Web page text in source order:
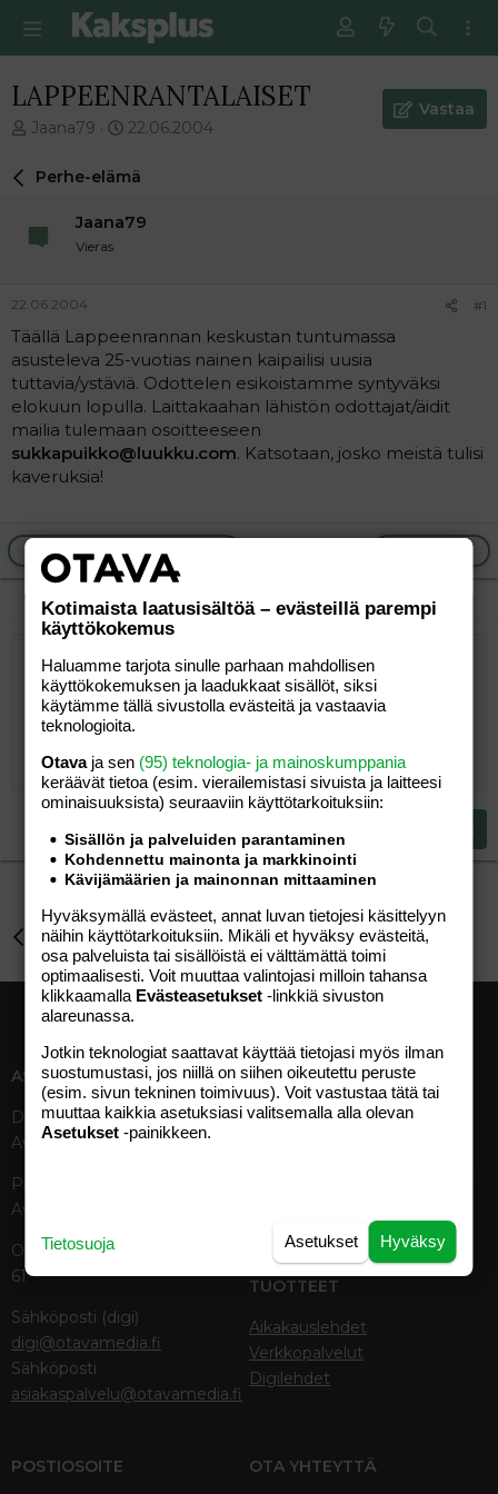
LAPPEENRANTALAISET
V
e
i
t
u
n
a
l
o
i
t
t
Jaana79
E
s
m
n
v
i
e
s
t
i
22.06.2004
Vastaa
Perhe-elämä
Jaana79
Vieras
22.06.2004 #1
Täällä Lappeenrannan keskustan tuntumassa
asusteleva 25-vuotias nainen kaipailisi uusia
tuttavia/ystäviä. Odottelen esikoistamme syntyväksi
elokuun lopulla. Laittakaahan lähistön odottajat/äidit
mailia tulemaan osoitteeseen
sukkapuikko@luukku.com. Katsotaan, josko meistä tulisi
kaveruksia!
Ilmoita asiaton viesti
Lihavoitu
Kursivoitu
Laajennettuun editoriin…
Lista
Järjestetty lista
Järjestämätön lista
Pienennä sisennystä
Laajennettuun editoriin…
Lisää hyperlinkki
Lisää kuva
HymiötLaajennettuun
Kumoa
Fontin koko
9
10
12
15
18
22
26
TekstiväriKirjasintyyli
Arial
Courier New
Georgia
Tahoma
Times New Roman
Trebuchet MS
Verdana
YliviivaaAlleviivattu
Rivinsisäinen koodi
Rivinsisäinen spoiler
Tasaus Tasaa vasemmalle
Tasaa oikealle
Paragraph format
Normal
Heading 2
LainausLisää video/media
Lisää taulukko
Insert horizontal line
SpoilerKoodi
Tee uudelleen
BBCode-näkymä
Poista muotoilu
LuonnoksetTallenna luonnos
Kirjoita vastaus...
Perhe-elämä
ASIAKASPALVELU
Digipalvelut (09) 156 6227
Avoinna ma–pe 8–19
Painettu lehti (09) 156 665
Avoinna ma–pe 8–19
Otavamedian vaihde (09) 156
61
Sähköposti (digi)
digi@otavamedia.fi
Sähköposti
asiakaspalvelu@otavamedia.fi
MEDIATIEDOT
Tekniset tiedot, aikataulut ja
Avoimuusraportti
Käyttöehdot
TUOTTEET
Aikakauslehdet
Verkkopalvelut
Digilehdet
POSTIOSOITE OTA YHTEYTTÄ
Kotimaista laatusisältöä – evästeillä parempi
käyttökokemus
Haluamme tarjota sinulle parhaan mahdollisen
käyttökokemuksen ja laadukkaat sisällöt, siksi
käytämme tällä sivustolla evästeitä ja vastaavia
teknologioita.
Otavaja sen (95) teknologia- ja mainoskumppania
keräävät tietoa (esim. vierailemis­tasi sivuista ja laitteesi
ominaisuuk­sista) seuraaviin käyttötarkoituksiin:
Sisällön ja palveluiden parantaminen
Kohdennettu mainonta ja markkinointi
Kävijämäärien ja mainonnan mittaaminen
Hyväksymällä evästeet, annat luvan tietojesi käsittelyyn
näihin käyttötarkoituksiin. Mikäli et hyväksy evästeitä,
osa palveluista tai sisällöistä ei välttämättä toimi
optimaalisesti. Voit muuttaa valintojasi milloin tahansa
klikkaamalla Evästeasetukset -linkkiä sivuston
alareunassa.
Jotkin teknologiat saattavat käyttää tietojasi myös ilman
suostumustasi, jos niillä on siihen oikeutettu peruste
(esim. sivun tekninen toimivuus). Voit vastustaa tätä tai
muuttaa kaikkia asetuksiasi valitsemalla alla olevan
Asetukset -painikkeen.
Hyväksy
Asetukset
Tietosuoja